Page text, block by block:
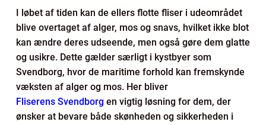
I løbet af tiden kan de ellers flotte fliser i udeområdet
blive overtaget af alger, mos og snavs, hvilket ikke blot
kan ændre deres udseende, men også gøre dem glatte
og usikre. Dette gælder særligt i kystbyer som
Svendborg, hvor de maritime forhold kan fremskynde
væksten af alger og mos. Her bliver
Fliserens Svendborg en vigtig løsning for dem, der
ønsker at bevare både skønheden og sikkerheden i